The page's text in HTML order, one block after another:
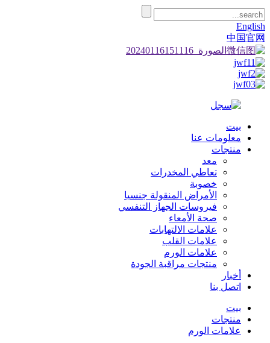
English
中国官网
بيت
معلومات عنا
منتجات
معد
تعاطي المخدرات
خصوبة
الأمراض المنقولة جنسيا
فيروسات الجهاز التنفسي
صحة الأمعاء
علامات الالتهابات
علامات القلب
علامات الورم
منتجات مراقبة الجودة
أخبار
اتصل بنا
بيت
منتجات
علامات الورم